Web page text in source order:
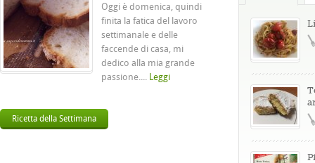
Oggi è domenica, quindi
finita la fatica del lavoro
settimanale e delle
faccende di casa, mi
dedico alla mia grande
passione.... Leggi
Ricetta della Settimana